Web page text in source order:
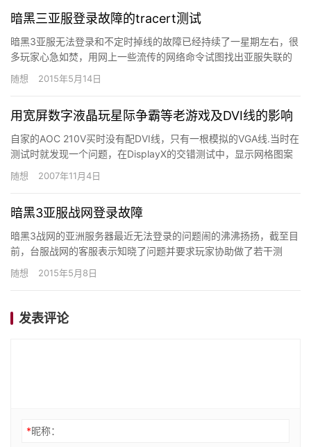
暗黑三亚服登录故障的tracert测试
暗黑3亚服无法登录和不定时掉线的故障已经持续了一星期左右，很
多玩家心急如焚，用网上一些流传的网络命令试图找出亚服失联的
罪魁祸首。但是今天的因特网故障又哪里是那么好分析出来的？本
人在…
随想 2015年5月14日
用宽屏数字液晶玩星际争霸等老游戏及DVI线的影响
自家的AOC 210V买时没有配DVI线，只有一根模拟的VGA线.当时在
测试时就发现一个问题，在DisplayX的交错测试中，显示网格图案
时会发生严重的闪烁，非常类似于CRT附近有…
随想 2007年11月4日
暗黑3亚服战网登录故障
暗黑3战网的亚洲服务器最近无法登录的问题闹的沸沸扬扬，截至目
前，台服战网的客服表示知晓了问题并要求玩家协助做了若干测
试。位于韩国的亚服战网也在官网表态正在加紧分析问题原因。当
初暗黑…
随想 2015年5月8日
发表评论
*昵称：